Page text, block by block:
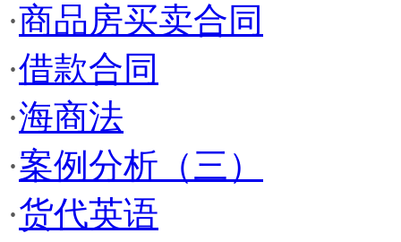
·商品房买卖合同
·借款合同
·海商法
·案例分析（三）
·货代英语